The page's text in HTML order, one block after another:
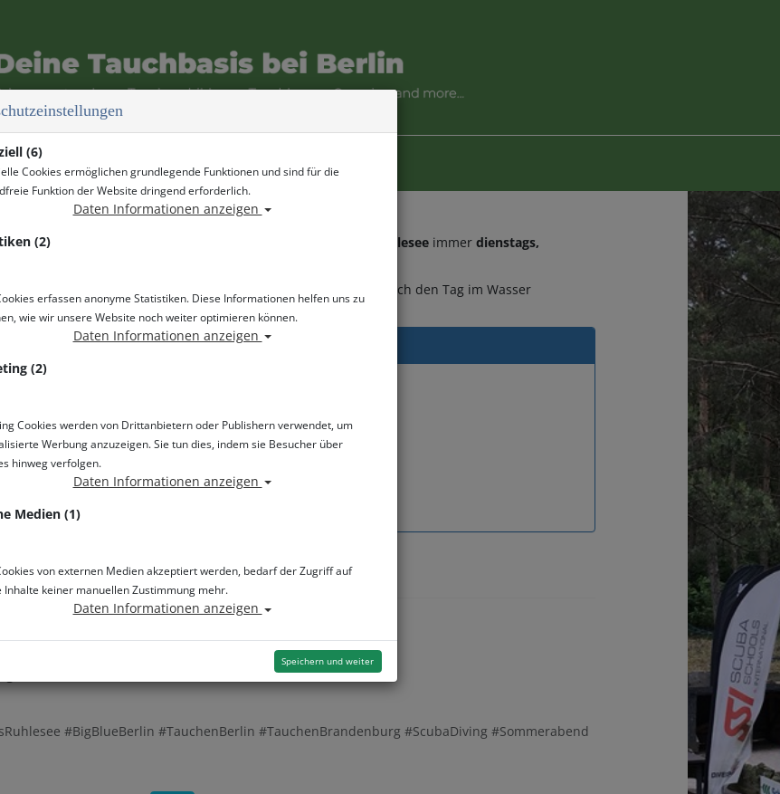
DIVER NETWORK CLUB
06. Juli bis 19. August 2026 Tauchbasis Ruhleseeimmer dienstags,
entspannte Runde tauchen, Buddytime genießen oder einfach den Tag im Wasser
Zeiten bei uns tauchen?
von 10–18 Uhr
#BigBlueBerlin #TauchenBerlin #TauchenBrandenburg #ScubaDiving #Sommerabend
(6)
Cookies ermöglichen grundlegende Funktionen und sind für die
Funktion der Website dringend erforderlich.
Daten Informationen anzeigen
(2)
erfassen anonyme Statistiken. Diese Informationen helfen uns zu
wie wir unsere Website noch weiter optimieren können.
Daten Informationen anzeigen
(2)
Cookies werden von Drittanbietern oder Publishern verwendet, um
Werbung anzuzeigen. Sie tun dies, indem sie Besucher über
hinweg verfolgen.
Daten Informationen anzeigen
Medien (1)
von externen Medien akzeptiert werden, bedarf der Zugriff auf
Inhalte keiner manuellen Zustimmung mehr.
Daten Informationen anzeigen
Speichern und weiter